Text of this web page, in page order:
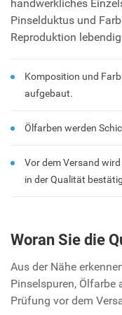
handwerkliches
Pinselduktus und
Reproduktion
Komposition und
aufgebaut.
Ölfarben werden
Vor dem Versand
in der Qualität
Woran Sie die
Aus der Nähe
Pinselspuren,
Prüfung vor dem